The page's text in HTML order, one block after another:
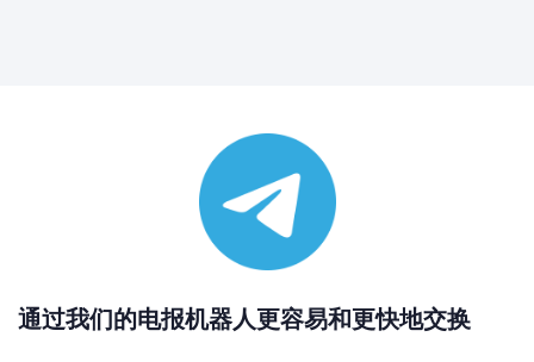
通过我们的电报机器人更容易和更快地交换